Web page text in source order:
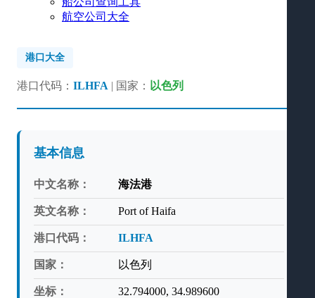
航空公司大全
港口大全
港口代码： ILHFA | 国家： 以色列
基本信息
中文名称： 海法港
英文名称： Port of Haifa
港口代码： ILHFA
国家： 以色列
坐标： 32.794000, 34.989600